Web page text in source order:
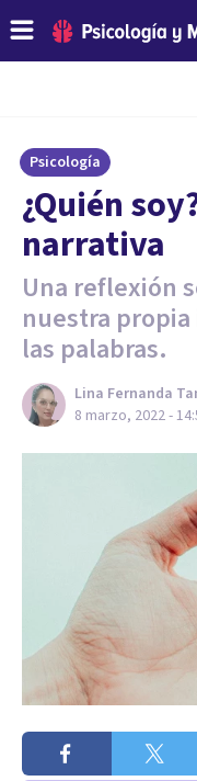
Psicología
¿Quién
narrativa
Una reflexión
nuestra
las palabras.
Lina Fernanda
8 marzo, 2022 -